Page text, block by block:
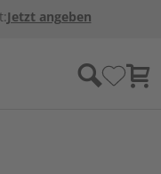
Jetzt angeben